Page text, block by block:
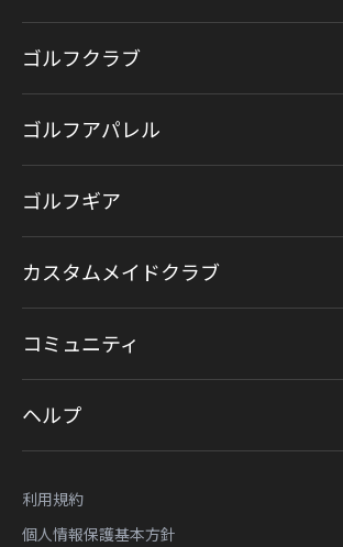
ゴルフクラブ
ゴルフアパレル
ゴルフギア
カスタムメイドクラブ
コミュニティ
ヘルプ
利用規約
個人情報保護基本方針